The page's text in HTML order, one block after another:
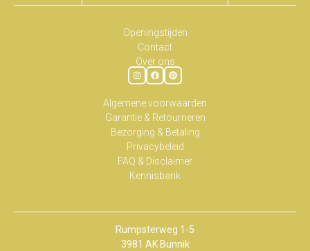
Openingstijden
Contact
Over ons
Algemene voorwaarden
Garantie & Retourneren
Bezorging & Betaling
Privacybeleid
FAQ & Disclaimer
Kennisbank
Rumpsterweg 1-5
3981 AK Bunnik